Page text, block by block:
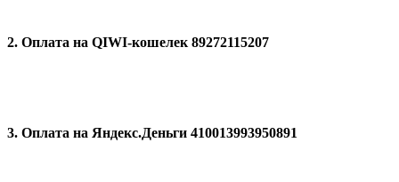
2. Оплата на QIWI-кошелек 89272115207
3. Оплата на Яндекс.Деньги 410013993950891